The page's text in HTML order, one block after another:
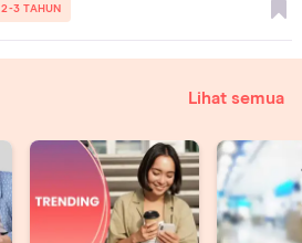
2-3 TAHUN
Lihat semua